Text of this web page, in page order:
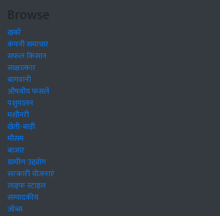
Browse
खबरें
कंपनी समाचार
सफल किसान
साक्षात्कार
बागवानी
औषधीय फसलें
पशुपालन
मशीनरी
खेती-बाड़ी
मौसम
बाजार
ग्रामीण उद्द्योग
सरकारी योजनाएं
लाइफ स्टाइल
सम्पादकीय
जॉब्स